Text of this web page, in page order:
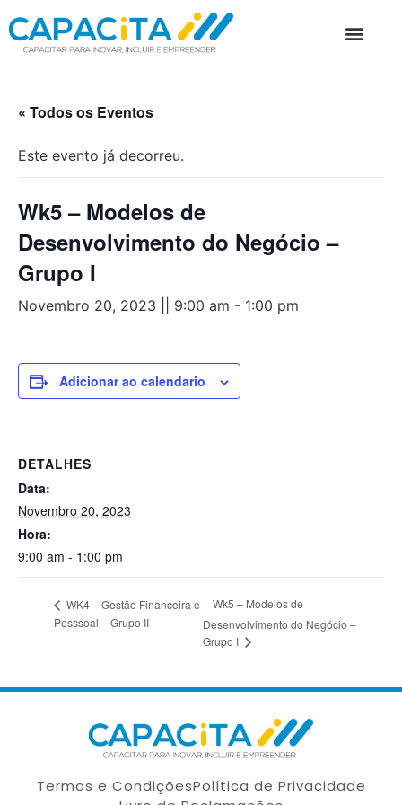
« Todos os Eventos
Este evento já decorreu.
Wk5 – Modelos de
Desenvolvimento do Negócio –
Grupo I
Novembro 20, 2023 || 9:00 am - 1:00 pm
Adicionar ao calendario
DETALHES
Data:
Novembro 20, 2023
Hora:
9:00 am - 1:00 pm
WK4 – Gestão Financeira e
Pesssoal – Grupo II
Wk5 – Modelos de
Desenvolvimento do Negócio –
Grupo I
Termos e CondiçõesPolítica de Privacidade